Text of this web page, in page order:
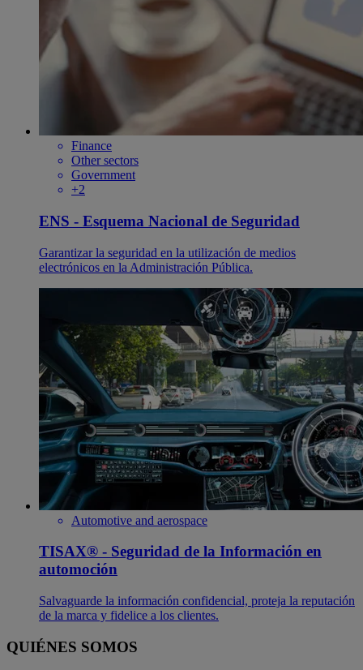
Finance
Other sectors
Government
+2
ENS - Esquema Nacional de Seguridad
Garantizar la seguridad en la utilización de medios
electrónicos en la Administración Pública.
Automotive and aerospace
TISAX® - Seguridad de la Información en
automoción
Salvaguarde la información confidencial, proteja la reputación
de la marca y fidelice a los clientes.
QUIÉNES SOMOS